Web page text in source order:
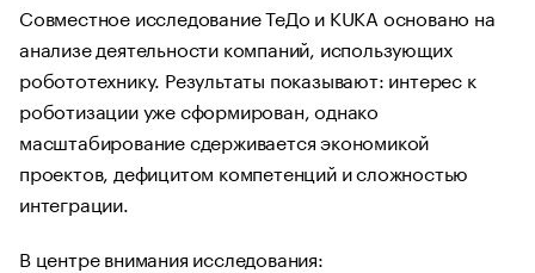
Совместное исследование ТеДо и KUKA основано на
анализе деятельности компаний, использующих
робототехнику. Результаты показывают: интерес к
роботизации уже сформирован, однако
масштабирование сдерживается экономикой
проектов, дефицитом компетенций и сложностью
интеграции.
В центре внимания исследования: